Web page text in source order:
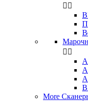
 
 
More